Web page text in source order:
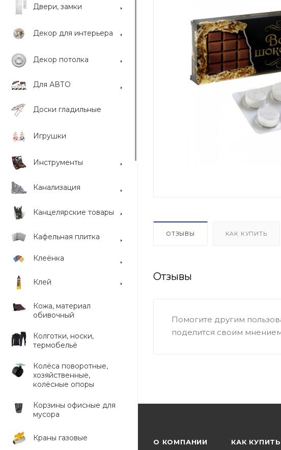
Двери, замки
Декор для интерьера
Декор потолка
Для АВТО
Доски гладильные
Игрушки
Инструменты
Канализация
Канцелярские товары
Кафельная плитка
Клеёнка
Клей
Кожа, материал
обивочный
Колготки, носки,
термобельё
Колёса поворотные,
хозяйственные,
колёсные опоры
Корзины офисные для
мусора
Краны газовые
ОТЗЫВЫ КАК КУПИТЬ
Отзывы
Помогите другим
поделится своим
О КОМПАНИИ КАК КУПИТЬ